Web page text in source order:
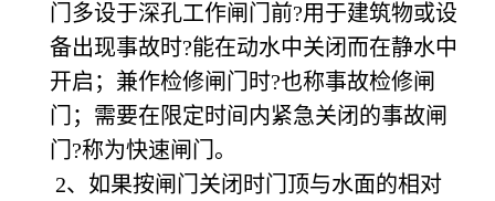
门多设于深孔工作闸门前?用于建筑物或设
备出现事故时?能在动水中关闭而在静水中
开启；兼作检修闸门时?也称事故检修闸
门；需要在限定时间内紧急关闭的事故闸
门?称为快速闸门。
2、如果按闸门关闭时门顶与水面的相对